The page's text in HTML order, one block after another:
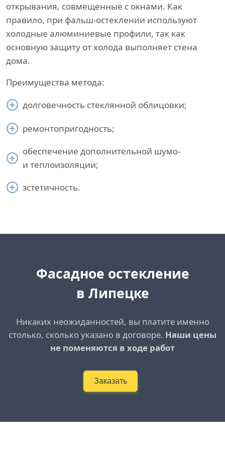
открывания, совмещенные с окнами. Как
правило, при фальш-остеклении используют
холодные алюминиевые профили, так как
основную защиту от холода выполняет стена
дома.
Преимущества метода:
долговечность стеклянной облицовки;
ремонтопригодность;
обеспечение дополнительной шумо-
и теплоизоляции;
эстетичность.
Фасадное остекление
в Липецке
Никаких неожиданностей, вы платите именно
столько, сколько указано в договоре. Наши цены
не поменяются в ходе работ
Заказать